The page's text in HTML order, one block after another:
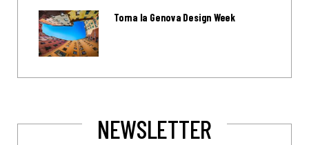
Torna la Genova Design Week
NEWSLETTER